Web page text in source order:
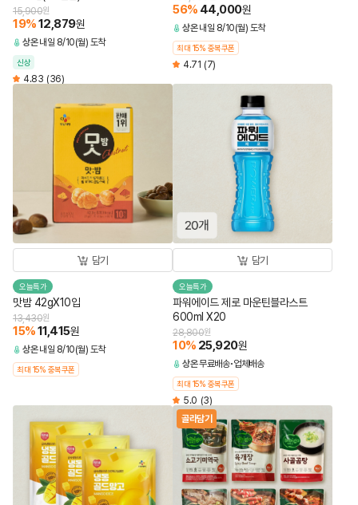
15,900원
19%12,879원
상온 내일 8/10(월) 도착
신상
4.83 (36)
56% 44,000원
상온 내일 8/10(월) 도착
최대 15% 중복쿠폰
4.71 (7)
담기
오늘특가
맛밤 42gX10입
13,430원
15%11,415원
상온 내일 8/10(월) 도착
최대 15% 중복쿠폰
담기
오늘특가
파워에이드 제로 마운틴블라스트
600ml X20
28,800원
10% 25,920원
상온무료배송 업체배송
최대 15% 중복쿠폰
5.0 (3)
골라담기